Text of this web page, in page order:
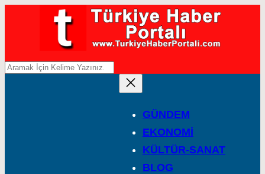
A
GÜNDEM
EKONOMİ
KÜLTÜR-SANAT
BLOG